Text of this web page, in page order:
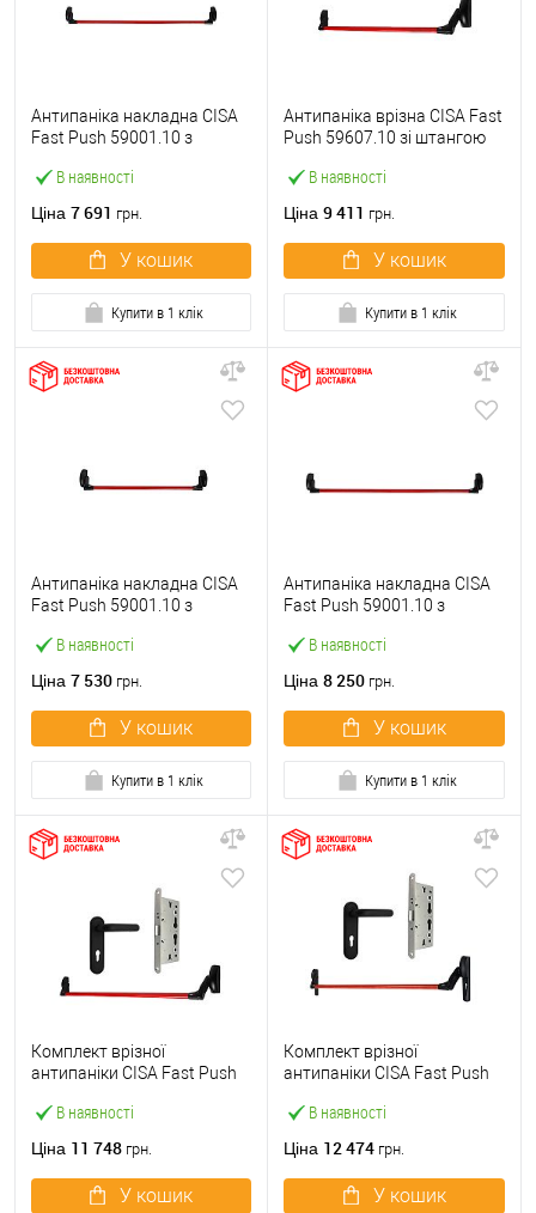
В наявності
Антипаніка накладна CISA
Fast Push 59001.10 з
мм червона
Ціна 7 691 грн.
У кошик
Купити в 1 клік
В наявності
Антипаніка врізна CISA Fast
Push 59607.10 зі штангою
Ціна 9 411 грн.
У кошик
Купити в 1 клік
В наявності
Антипаніка накладна CISA
Fast Push 59001.10 з
червона
Ціна 7 530 грн.
У кошик
Купити в 1 клік
В наявності
Антипаніка накладна CISA
Fast Push 59001.10 з
мм червона
Ціна 8 250 грн.
У кошик
Купити в 1 клік
В наявності
Комплект врізної
антипаніки CISA Fast Push
із замком та ручкою
Ціна 11 748 грн.
У кошик
В наявності
Комплект врізної
антипаніки CISA Fast Push
червоний із замком та
Ціна 12 474 грн.
У кошик